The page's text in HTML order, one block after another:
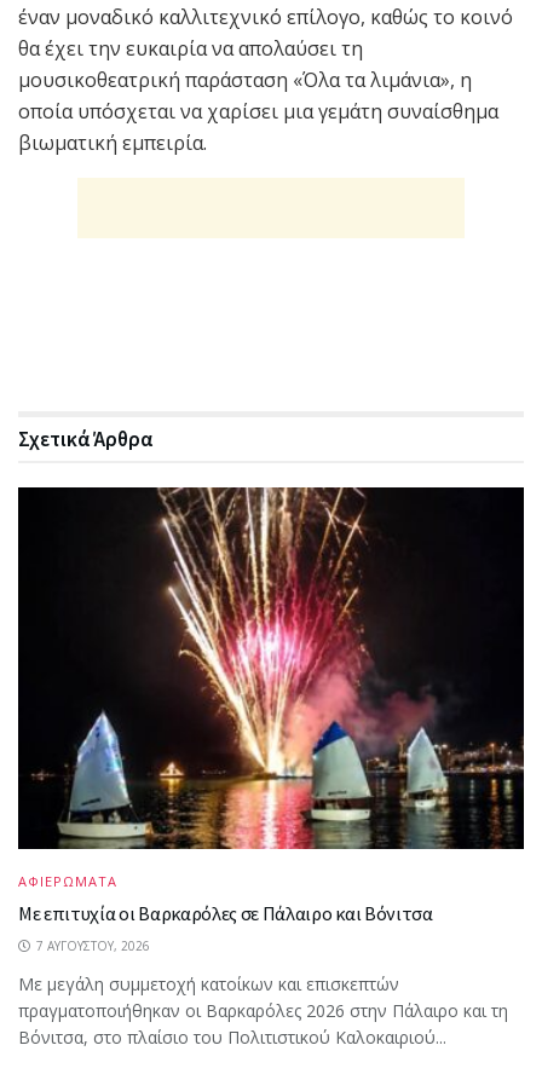
έναν μοναδικό καλλιτεχνικό επίλογο, καθώς το κοινό
θα έχει την ευκαιρία να απολαύσει τη
μουσικοθεατρική παράσταση «Όλα τα λιμάνια», η
οποία υπόσχεται να χαρίσει μια γεμάτη συναίσθημα
βιωματική εμπειρία.
ΣχετικάΆρθρα
ΑΦΙΕΡΩΜΑΤΑ
Με επιτυχία οι Βαρκαρόλες σε Πάλαιρο και Βόνιτσα
7 ΑΥΓΟΎΣΤΟΥ, 2026
Με μεγάλη συμμετοχή κατοίκων και επισκεπτών
πραγματοποιήθηκαν οι Βαρκαρόλες 2026 στην Πάλαιρο και τη
Βόνιτσα, στο πλαίσιο του Πολιτιστικού Καλοκαιριού...